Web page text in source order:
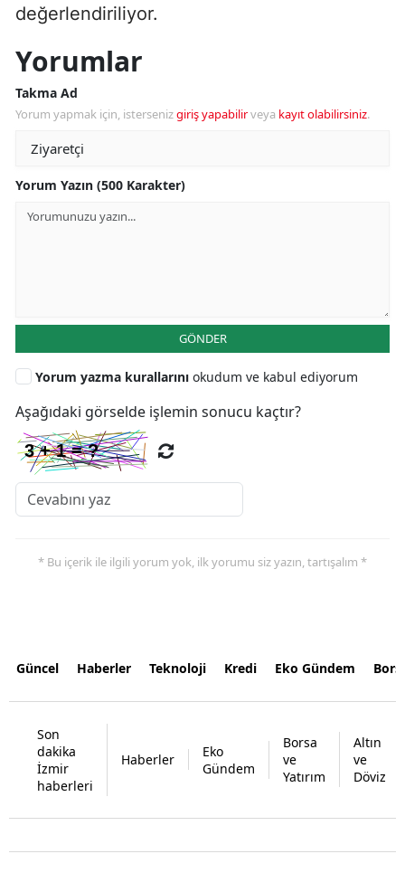
değerlendiriliyor.
Yorumlar
Takma Ad
Yorum yapmak için, istersenizgiriş yapabilirveya kayıt olabilirsiniz.
Yorum Yazın (500 Karakter)
GÖNDER
Yorum yazma kurallarını okudum ve kabul ediyorum
Aşağıdaki görselde işlemin sonucu kaçtır?
* Bu içerik ile ilgili yorum yok, ilk yorumu siz yazın, tartışalım *
Güncel Haberler Teknoloji Kredi Eko Gündem
Son
dakika
İzmir
haberleri
Haberler
Eko
Gündem
Borsa
ve
Yatırım
Altın
ve
Döviz